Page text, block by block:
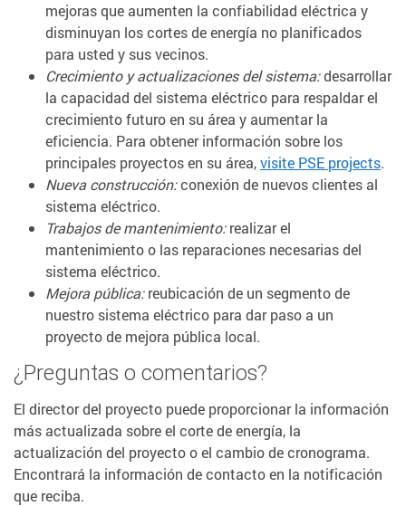
mejoras que aumenten la confiabilidad eléctrica y
disminuyan los cortes de energía no planificados
para usted y sus vecinos.
Crecimiento y actualizaciones del sistema:desarrollar
la capacidad del sistema eléctrico para respaldar el
crecimiento futuro en su área y aumentar la
eficiencia. Para obtener información sobre los
principales proyectos en su área,visite PSE projects.
Nueva construcción:conexión de nuevos clientes al
sistema eléctrico.
Trabajos de mantenimiento:realizar el
mantenimiento o las reparaciones necesarias del
sistema eléctrico.
Mejora pública:reubicación de un segmento de
nuestro sistema eléctrico para dar paso a un
proyecto de mejora pública local.
¿Preguntas o comentarios?
El director del proyecto puede proporcionar la información
más actualizada sobre el corte de energía, la
actualización del proyecto o el cambio de cronograma.
Encontrará la información de contacto en la notificación
que reciba.